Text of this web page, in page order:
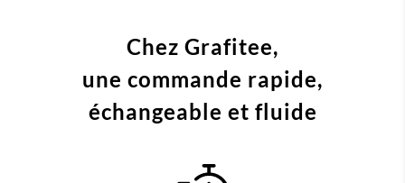
Chez Grafitee,
une commande rapide,
échangeable et fluide